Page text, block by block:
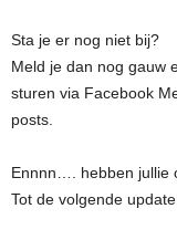
Sta je er nog niet bij?
Meld je dan nog gauw
sturen via Facebook
posts.
Ennnn…. hebben jullie
Tot de volgende